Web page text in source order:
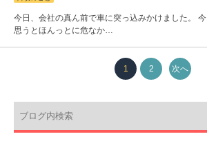
今日、会社の真ん前で車に突っ込みかけました。 今
思うとほんっとに危なか…
1 2 次へ